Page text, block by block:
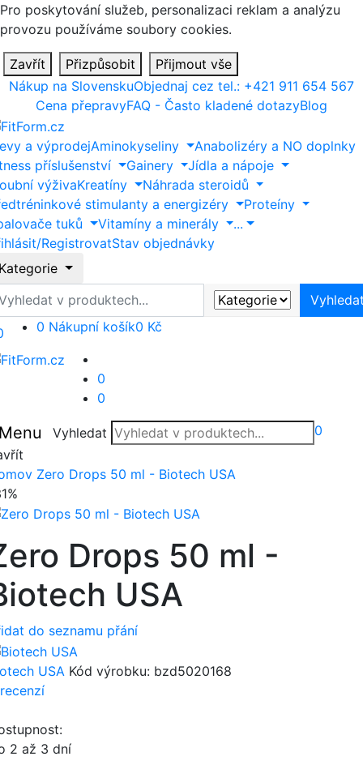
Pro poskytování služeb, personalizaci reklam a analýzu
provozu používáme soubory cookies.
Zavřít Přizpůsobit
Přijmout vše
Nákup na SlovenskuObjednaj cez tel.: +421 911 654 567
Cena přepravyFAQ - Často kladené dotazyBlog
a výprodejAminokyseliny
Anabolizéry a NO doplnky
příslušenství
Gainery
Jídla a nápoje
výživaKreatíny
Náhrada steroidů
stimulanty a energizéry
Proteíny
tuků
Vitamíny a minerály
...
RegistrovatStav objednávky
0 Nákupní košík0 Kč
0
0
Vyhledat 0
Zero Drops 50 ml - Biotech USA
Drops 50 ml -
USA
do seznamu přání
USA Kód výrobku: bzd5020168
2 až 3 dní